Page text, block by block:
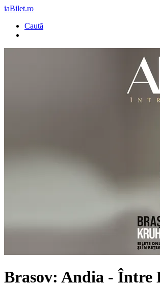
iaBilet.ro
Caută
Brasov: Andia - Între